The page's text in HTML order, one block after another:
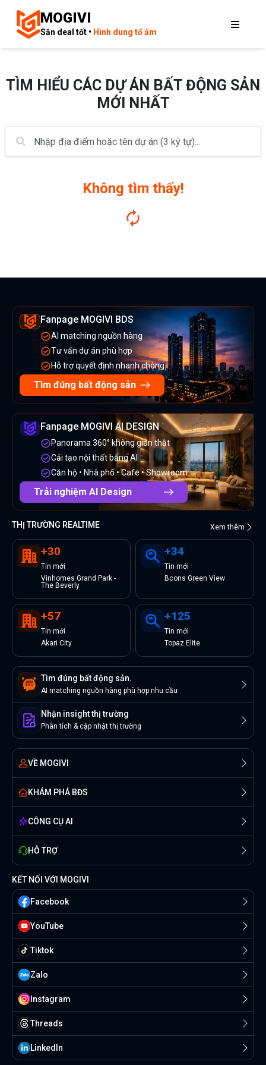
MOGIVI
Săn deal tốt • Hình dung tổ ấm
TÌM HIỂU CÁC DỰ ÁN BẤT ĐỘNG SẢN
MỚI NHẤT
Không tìm thấy!
Fanpage MOGIVI BDS
AI matching nguồn hàng
Tư vấn dự án phù hợp
Hỗ trợ quyết định nhanh chóng
Tìm đúng bất động sản
Fanpage MOGIVI AI DESIGN
Panorama 360° không gian thật
Cải tạo nội thất bằng AI
Căn hộ • Nhà phố • Cafe • Showroom
Trải nghiệm AI Design
THỊ TRƯỜNG REALTIME Xem thêm
+30
Tin mới
Vinhomes Grand Park -
The Beverly
+34
Tin mới
Bcons Green View
+57
Tin mới
Akari City
+125
Tin mới
Topaz Elite
Tìm đúng bất động sản.
AI matching nguồn hàng phù hợp nhu cầu
Nhận insight thị trường
Phân tích & cập nhật thị trường
VỀ MOGIVI
KHÁM PHÁ BĐS
CÔNG CỤ AI
HỖ TRỢ
KẾT NỐI VỚI MOGIVI
Facebook
YouTube
Tiktok
Zalo
Instagram
Threads
Linkedln